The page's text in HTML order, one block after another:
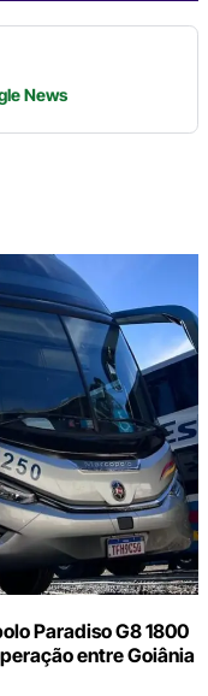
News
Paradiso G8 1800
entre Goiânia